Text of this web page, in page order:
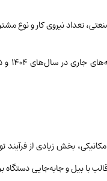
تعداد نیروی کار و نوع
بخش زیادی از فرآیند
با بیل و جابه‌جایی دستگاه